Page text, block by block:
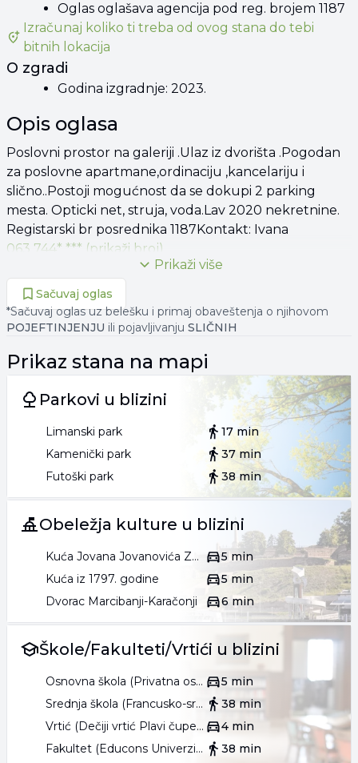
Oglas oglašava agencija pod reg. brojem 1187
Izračunaj koliko ti treba odovog stana do tebi
bitnih lokacija
O zgradi
Godina izgradnje: 2023.
Opis oglasa
Poslovni prostor na galeriji .Ulaz iz dvorišta .Pogodan
za poslovne apartmane,ordinaciju ,kancelariju i
slično..Postoji mogućnost da se dokupi 2 parking
mesta. Opticki net, struja, voda.Lav 2020 nekretnine.
Registarski br posrednika 1187Kontakt: Ivana
063 744* *** (prikaži broj)
Prikaži više
Sačuvaj oglas
*Sačuvaj oglas uz belešku i primaj obaveštenja o njihovom
POJEFTINJENJU ili pojavljivanju SLIČNIH
Prikaz stana na mapi
Parkovi u blizini
Limanski park
17 min
Kamenički park
37 min
Futoški park
38 min
Obeležja kulture u blizini
Kuća Jovana Jovanovića Zmaja
5 min
Kuća iz 1797. godine
5 min
Dvorac Marcibanji-Karačonji
6 min
Škole/Fakulteti/Vrtići u blizini
Osnovna škola (Privatna osnovna škola Svitac)
5 min
Srednja škola (Francusko-srpska gimnazija Petar I od Srbije)
38 min
Vrtić (Dečiji vrtić Plavi čuperak)
4 min
Fakultet (Educons Univerzitet)
38 min